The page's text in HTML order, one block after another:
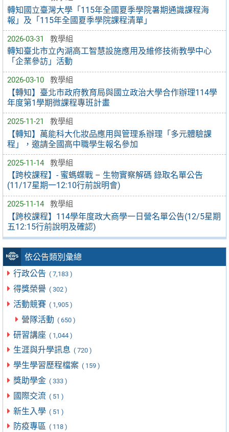
轉知國立臺灣大學「115年全國夏季學院暑期通識課程海
報」及「115年全國夏季學院課程清單」
2026-03-31 教學組
轉知臺北市立內湖高工智慧設施應用及維修技術教學中心
「企業參訪」活動
2026-03-10 教學組
【轉知】臺北市政府教育局與國立政治大學合作辦理114學
年度第1學期微課程專班計畫
2025-11-21 教學組
【轉知】萬能科大化妝品應用與管理系辦理「多元體驗課
程」，邀請全國高中職學生報名參加
2025-11-14 教學組
【跨校課程】- 蜜螞蝶戰 – 生物實察解碼 錄取名單公告
(11/17星期一12:10行前說明會)
2025-11-14 教學組
【跨校課程】114學年度政大商學一日營名單公告(12/5星期
五12:15行前說明及確認)
依公告類別彙總
行政公告 ( 7,183 )
得獎榮譽 ( 302 )
活動競賽 ( 1,905 )
營隊活動 ( 650 )
研習講座 ( 1,044 )
生涯與升學訊息 ( 720 )
學生學習歷程檔案 ( 159 )
獎助學金 ( 333 )
國際交流 ( 51 )
新生入學 ( 51 )
防疫專區 ( 118 )